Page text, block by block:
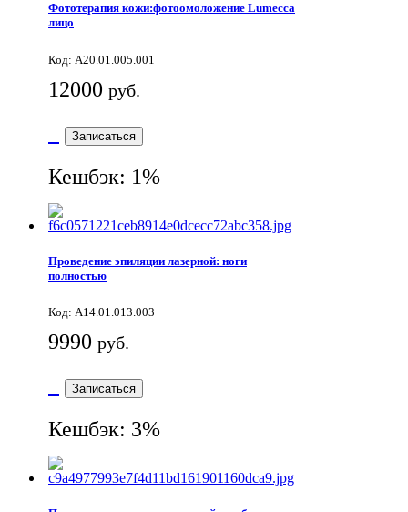
Фототерапия кожи:фотоомоложение Lumecca
лицо
Код: А20.01.005.001
12000 руб.
Записаться
Кешбэк: 1%
Проведение эпиляции лазерной: ноги
полностью
Код: A14.01.013.003
9990 руб.
Записаться
Кешбэк: 3%